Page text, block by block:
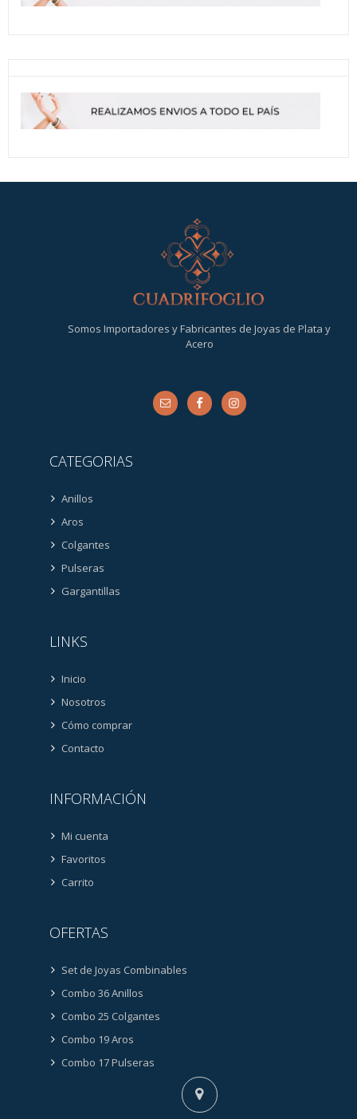
Somos Importadores y Fabricantes de Joyas de Plata y
Acero
CATEGORIAS
Anillos
Aros
Colgantes
Pulseras
Gargantillas
LINKS
Inicio
Nosotros
Cómo comprar
Contacto
INFORMACIÓN
Mi cuenta
Favoritos
Carrito
OFERTAS
Set de Joyas Combinables
Combo 36 Anillos
Combo 25 Colgantes
Combo 19 Aros
Combo 17 Pulseras